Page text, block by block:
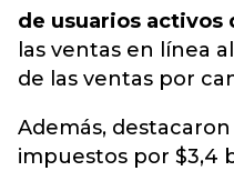
de usuarios activos
las ventas en línea
de las ventas por
Además,
impuestos por $3,4